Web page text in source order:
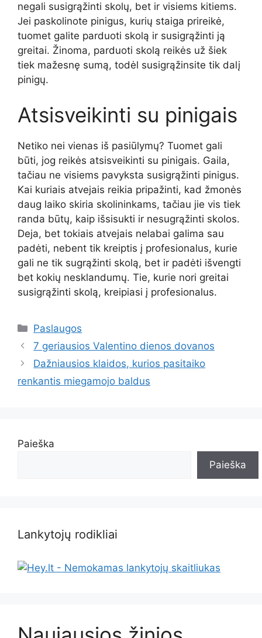
negali susigrąžinti skolų, bet ir visiems kitiems.
Jei paskolinote pinigus, kurių staiga prireikė,
tuomet galite parduoti skolą ir susigrąžinti ją
greitai. Žinoma, parduoti skolą reikės už šiek
tiek mažesnę sumą, todėl susigrąžinsite tik dalį
pinigų.
Atsisveikinti su pinigais
Netiko nei vienas iš pasiūlymų? Tuomet gali
būti, jog reikės atsisveikinti su pinigais. Gaila,
tačiau ne visiems pavyksta susigrąžinti pinigus.
Kai kuriais atvejais reikia pripažinti, kad žmonės
daug laiko skiria skolininkams, tačiau jie vis tiek
randa būtų, kaip išsisukti ir nesugrąžinti skolos.
Deja, bet tokiais atvejais nelabai galima sau
padėti, nebent tik kreiptis į profesionalus, kurie
gali ne tik sugrąžinti skolą, bet ir padėti išvengti
bet kokių nesklandumų. Tie, kurie nori greitai
susigrąžinti skolą, kreipiasi į profesionalus.
Kategorijos
Paslaugos
7 geriausios Valentino dienos dovanos
Dažniausios klaidos, kurios pasitaiko
renkantis miegamojo baldus
Paieška
Paieška
Lankytojų rodikliai